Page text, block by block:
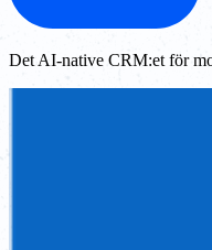
Det AI-native CRM:et för